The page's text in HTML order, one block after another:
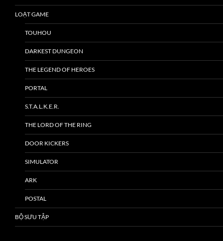
LOẠT GAME
TOUHOU
DARKEST DUNGEON
THE LEGEND OF HEROES
PORTAL
S.T.A.L.K.E.R.
THE LORD OF THE RING
DOOR KICKERS
SIMULATOR
ARK
POSTAL
BỘ SƯU TẬP